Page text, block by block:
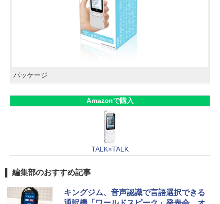
パッケージ
Amazonで購入
TALK×TALK
編集部のおすすめ記事
キングジム、音声認識で言語選択できる